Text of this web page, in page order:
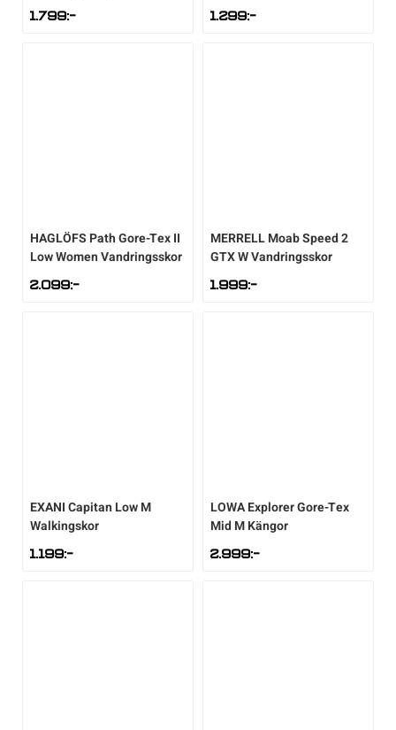
1.799:- 1.299:-
HAGLÖFS Path Gore-Tex II
Low Women Vandringsskor
2.099:-
MERRELLMoab Speed 2
GTX W Vandringsskor
1.999:-
EXANICapitan Low M
Walkingskor
1.199:-
LOWAExplorer Gore-Tex
Mid M Kängor
2.999:-